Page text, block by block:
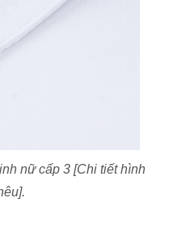
nữ cấp 3 [Chi tiết hình